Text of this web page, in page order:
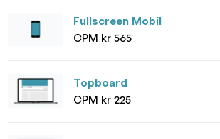
Fullscreen Mobil
CPM kr 565
Topboard
CPM kr 225